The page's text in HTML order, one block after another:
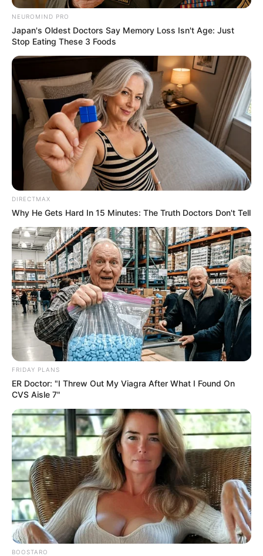
NEUROMIND PRO
Japan's Oldest Doctors Say Memory Loss Isn't Age: Just
Stop Eating These 3 Foods
DIRECTMAX
Why He Gets Hard In 15 Minutes: The Truth Doctors Don't Tell
FRIDAY PLANS
ER Doctor: "I Threw Out My Viagra After What I Found On
CVS Aisle 7"
BOOSTARO